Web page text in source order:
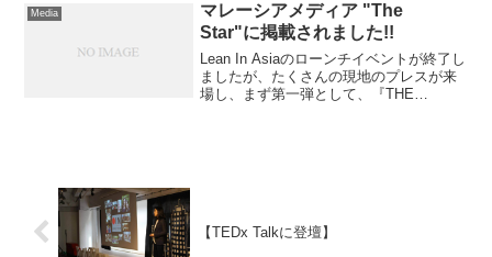
Media
マレーシアメディア "The
Star"に掲載されました!!
Lean In Asiaのローンチイベントが終了し
ましたが、たくさんの現地のプレスが来
場し、まず第一弾として、『THE
【TEDx Talkに登壇】